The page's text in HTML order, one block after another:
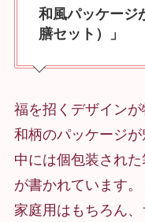
和風パッケージ
膳セット）」
福を招くデザイン
和柄のパッケージが
中には個包装され
が書かれています。
家庭用はもちろん